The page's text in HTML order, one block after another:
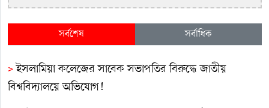
সর্বশেষ সর্বাধিক
>ইসলামিয়া কলেজের সাবেক সভাপতির বিরুদ্ধে জাতীয়
বিশ্ববিদ্যালয়ে অভিযোগ!